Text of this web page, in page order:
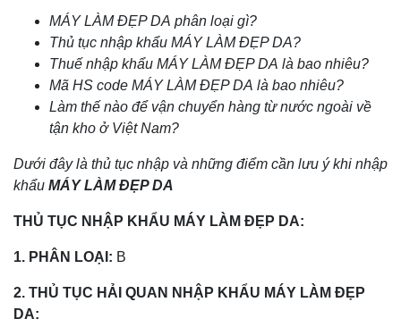
MÁY LÀM ĐẸP DA phân loại gì?
Thủ tục nhập khẩu MÁY LÀM ĐẸP DA?
Thuế nhập khẩu MÁY LÀM ĐẸP DA là bao nhiêu?
Mã HS code MÁY LÀM ĐẸP DA là bao nhiêu?
Làm thế nào để vận chuyển hàng từ nước ngoài về
tận kho ở Việt Nam?
Dưới đây là thủ tục nhập và những điểm cần lưu ý khi nhập
khẩu MÁY LÀM ĐẸP DA
THỦ TỤC NHẬP KHẨU MÁY LÀM ĐẸP DA:
1. PHÂN LOẠI: B
2. THỦ TỤC HẢI QUAN NHẬP KHẨU MÁY LÀM ĐẸP
DA: